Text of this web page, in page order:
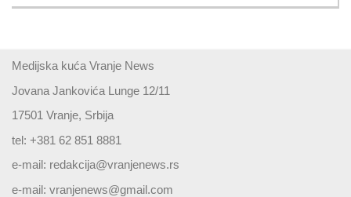
Medijska kuća Vranje News
Jovana Jankovića Lunge 12/11
17501 Vranje, Srbija
tel: +381 62 851 8881
e-mail: redakcija@vranjenews.rs
e-mail: vranjenews@gmail.com